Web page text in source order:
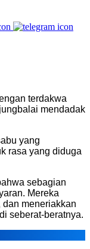
terdakwa
mendadak
yang
rasa yang diduga
sebagian
Mereka
dan meneriakkan
seberat-beratnya.